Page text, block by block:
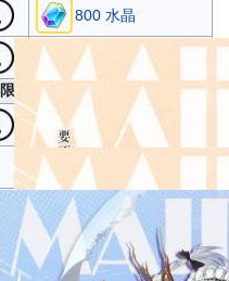
800 水晶
800 水晶
时折扣
800 水晶 →
800 水晶 →
通过『成就』解锁全新场景